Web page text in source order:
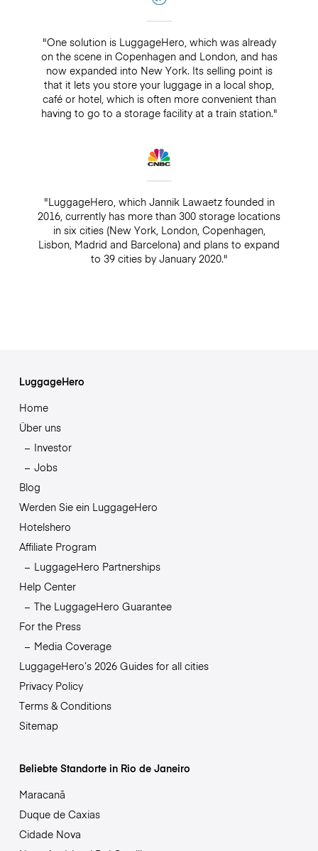
"One solution is LuggageHero, which was already
on the scene in Copenhagen and London, and has
now expanded into New York. Its selling point is
that it lets you store your luggage in a local shop,
café or hotel, which is often more convenient than
having to go to a storage facility at a train station."
"LuggageHero, which Jannik Lawaetz founded in
2016, currently has more than 300 storage locations
in six cities (New York, London, Copenhagen,
Lisbon, Madrid and Barcelona) and plans to expand
to 39 cities by January 2020."
LuggageHero
Home
Über uns
Investor
Jobs
Blog
Werden Sie ein LuggageHero
Hotelshero
Affiliate Program
LuggageHero Partnerships
Help Center
The LuggageHero Guarantee
For the Press
Media Coverage
LuggageHero’s 2026 Guides for all cities
Privacy Policy
Terms & Conditions
Sitemap
Beliebte Standorte in Rio de Janeiro
Maracanã
Duque de Caxias
Cidade Nova